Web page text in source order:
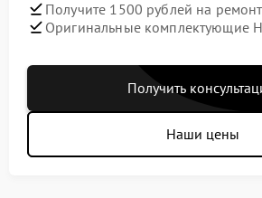
Получите 1500 рублей на ремонт
Оригинальные комплектующие
Получить
Наши цены